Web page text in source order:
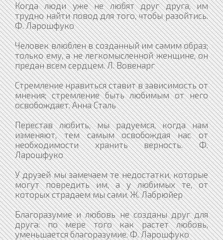
Когда люди уже не любят друг друга, им
трудно найти повод для того, чтобы разойтись.
Ф. Ларошфуко
Человек влюблен в созданный им самим образ;
только ему, а не легкомысленной женщине, он
предан всем сердцем. Л. Вовенарг
Стремление нравиться ставит в зависимость от
мнения; стремление быть любимым от него
освобождает. Анна Сталь
Перестав любить, мы радуемся, когда нам
изменяют, тем самым освобождая нас от
необходимости хранить верность. Ф.
Ларошфуко
У друзей мы замечаем те недостатки, которые
могут повредить им, а у любимых те, от
которых страдаем мы сами. Ж. Лабрюйер
Благоразумие и любовь не созданы друг для
друга: по мере того как растет любовь,
уменьшается благоразумие. Ф. Ларошфуко